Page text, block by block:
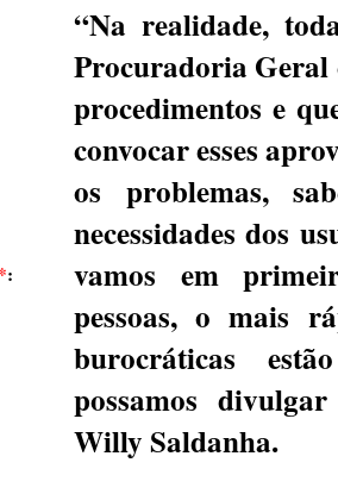
*:
“Na realidade,
Procuradoria Geral
procedimentos e
convocar esses
os problemas,
necessidades dos
vamos em
pessoas, o mais
burocráticas
possamos
Willy Saldanha.